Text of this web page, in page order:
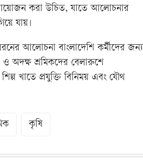
আয়োজন করা উচিত, যাতে আলোচনার
যায়।
আলোচনা বাংলাদেশি কর্মীদের জন্য
অদক্ষ শ্রমিকদের বেলারুশে
খাতে প্রযুক্তি বিনিময় এবং যৌথ
কৃষি